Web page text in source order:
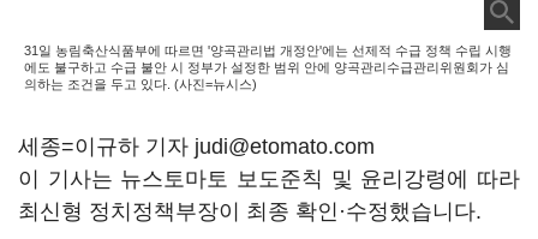
31일 농림축산식품부에 따르면 '양곡관리법 개정안'에는 선제적 수급 정책 수립 시행
에도 불구하고 수급 불안 시 정부가 설정한 범위 안에 양곡관리수급관리위원회가 심
의하는 조건을 두고 있다. (사진=뉴시스)
세종=이규하 기자 judi@etomato.com
이 기사는 뉴스토마토 보도준칙 및 윤리강령에 따라
최신형 정치정책부장이 최종 확인·수정했습니다.